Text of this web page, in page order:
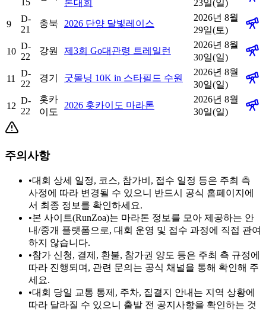
15
톤대회
23일(일)
9
D-
21
충북 2026 단양 달빛레이스
2026년 8월
29일(토)
10
D-
22
강원 제3회 Go대관령 트레일런
2026년 8월
30일(일)
11
D-
22
경기 굿몰닝 10K in 스타필드 수원
2026년 8월
30일(일)
12
D-
22
홋카
이도
2026 홋카이도 마라톤
2026년 8월
30일(일)
주의사항
•대회 상세 일정, 코스, 참가비, 접수 일정 등은 주최 측
사정에 따라 변경될 수 있으니 반드시 공식 홈페이지에
서 최종 정보를 확인하세요.
•본 사이트(RunZoa)는 마라톤 정보를 모아 제공하는 안
내/중개 플랫폼으로, 대회 운영 및 접수 과정에 직접 관여
하지 않습니다.
•참가 신청, 결제, 환불, 참가권 양도 등은 주최 측 규정에
따라 진행되며, 관련 문의는 공식 채널을 통해 확인해 주
세요.
•대회 당일 교통 통제, 주차, 집결지 안내는 지역 상황에
따라 달라질 수 있으니 출발 전 공지사항을 확인하는 것